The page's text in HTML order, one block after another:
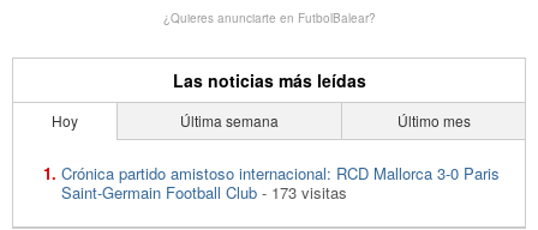
¿Quieres anunciarte en FutbolBalear?
Las noticias más leídas
Hoy Última semana Último mes
Crónica partido amistoso internacional: RCD Mallorca 3-0 Paris
Saint-Germain Football Club - 173 visitas